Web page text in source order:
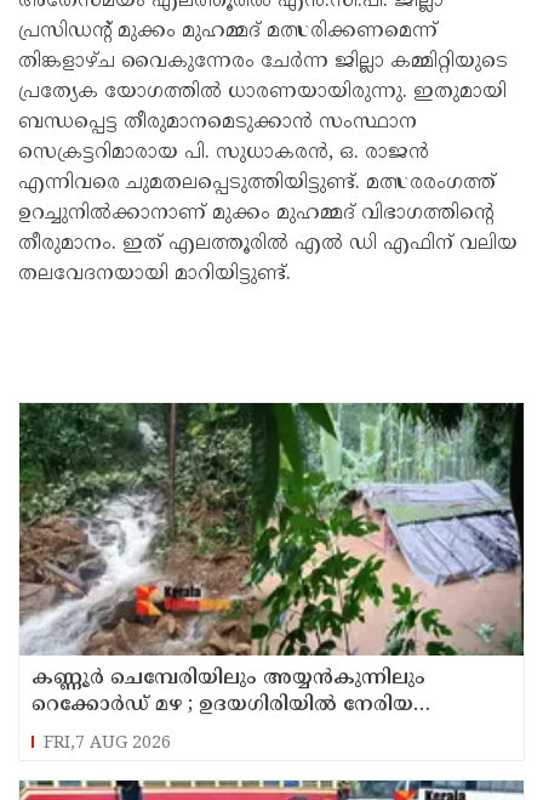
പ്രസിഡന്റ് മുക്കം മുഹമ്മദ് മത്സരിക്കണമെന്ന്
തിങ്കളാഴ്ച വൈകുന്നേരം ചേർന്ന ജില്ലാ കമ്മിറ്റിയുടെ
പ്രത്യേക യോഗത്തിൽ ധാരണയായിരുന്നു. ഇതുമായി
ബന്ധപ്പെട്ട തീരുമാനമെടുക്കാൻ സംസ്ഥാന
സെക്രട്ടറിമാരായ പി. സുധാകരൻ, ഒ. രാജൻ
എന്നിവരെ ചുമതലപ്പെടുത്തിയിട്ടുണ്ട്. മത്സരരംഗത്ത്
ഉറച്ചുനിൽക്കാനാണ് മുക്കം മുഹമ്മദ് വിഭാഗത്തിന്റെ
തീരുമാനം. ഇത് എലത്തൂരിൽ എൽ ഡി എഫിന് വലിയ
തലവേദനയായി മാറിയിട്ടുണ്ട്.
കണ്ണൂർ ചെമ്പേരിയിലും അയ്യൻകുന്നിലും
റെക്കോർഡ് മഴ ; ഉദയഗിരിയിൽ നേരിയ
ഉരുൾപൊട്ടൽ; 13 പേരെ ക്യാമ്പിലേക്ക് മാറ്റി
FRI,7 AUG 2026